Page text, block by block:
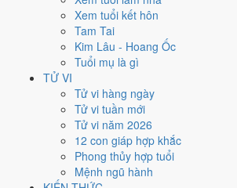
Xem tuổi kết hôn
Tam Tai
Kim Lâu - Hoang Ốc
Tuổi mụ là gì
TỬ VI
Tử vi hàng ngày
Tử vi tuần mới
Tử vi năm 2026
12 con giáp hợp khắc
Phong thủy hợp tuổi
Mệnh ngũ hành
Bính Ngọ
Ngày Kỷ Tỵ có Trực Bế(ngày đóng cửa, bế tắc)
. Điểm trung bình 7 việc chính chỉ
, tránh hẳn cưới hỏi, khai trương, động
Dậu, Sửu, Thân hợp ngày; tuổi